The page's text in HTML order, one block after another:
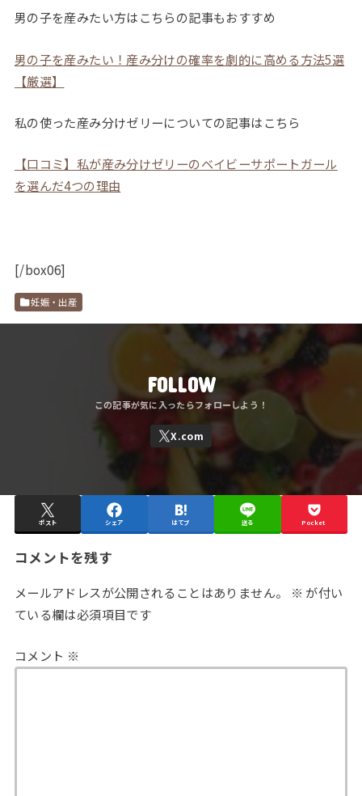
男の子を産みたい方はこちらの記事もおすすめ
男の子を産みたい！産み分けの確率を劇的に高める方法5選
【厳選】
私の使った産み分けゼリーについての記事はこちら
【口コミ】私が産み分けゼリーのベイビーサポートガール
を選んだ4つの理由
[/box06]
妊娠・出産
FOLLOW
ポスト シェア はてブ 送る Pocket
コメントを残す
メールアドレスが公開されることはありません。 ※ が付い
ている欄は必須項目です
コメント ※